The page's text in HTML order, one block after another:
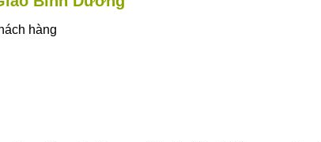
hàng